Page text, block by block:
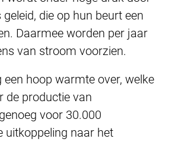
die op hun beurt een
Daarmee worden per jaar
van stroom voorzien.
hoop warmte over, welke
de productie van
voor 30.000
uitkoppeling naar het